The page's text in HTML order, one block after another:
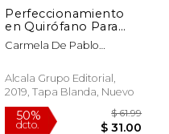
Perfeccionamiento
en Quirófano Para
Personal Sanitario-3º
ed [Próxima
Carmela De Pablo
Alcala Grupo Editorial,
2019, Tapa Blanda, Nuevo